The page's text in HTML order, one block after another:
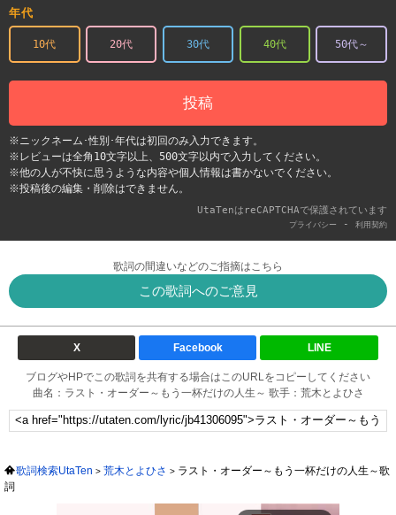
年代
10代 20代 30代 40代 50代～
投稿
※ニックネーム･性別･年代は初回のみ入力できます。
※レビューは全角10文字以上、500文字以内で入力してください。
※他の人が不快に思うような内容や個人情報は書かないでください。
※投稿後の編集・削除はできません。
UtaTenはreCAPTCHAで保護されています
プライバシー - 利用契約
歌詞の間違いなどのご指摘はこちら
この歌詞へのご意見
X Facebook LINE
ブログやHPでこの歌詞を共有する場合はこのURLをコピーしてください
曲名：ラスト・オーダー～もう一杯だけの人生～ 歌手：荒木とよひさ
歌詞検索UtaTen 荒木とよひさ
ラスト・オーダー～もう一杯だけの人生～歌
詞